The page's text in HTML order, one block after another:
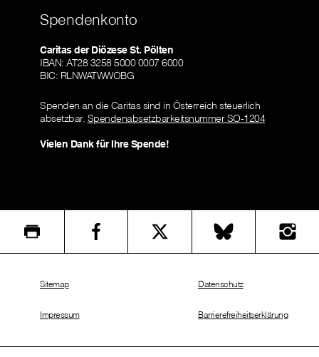
Spendenkonto
Caritas der Diözese St. Pölten
IBAN: AT28 3258 5000 0007 6000
BIC: RLNWATWWOBG
Spenden an die Caritas sind in Österreich steuerlich
absetzbar. Spendenabsetzbarkeitsnummer SO-1204
Vielen Dank für Ihre Spende!
Sitemap
Impressum
Datenschutz
Barrierefreiheitserklärung